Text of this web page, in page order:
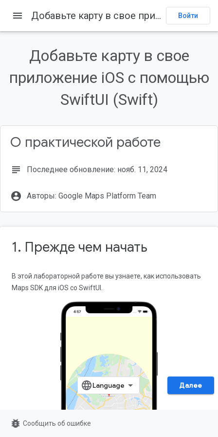
Главная Товары Google Maps Platform
Документация
1. Прежде чем начать
menu Добавьте карту в свое приложение iOS с помощью SwiftUI (Swift) Войти
Добавьте карту в свое
приложение iOS с помощью
SwiftUI (Swift)
О практической работе
subject Последнее обновление: нояб. 11, 2024
account_circle Авторы: Google Maps Platform Team
1. Прежде чем начать
В этой лабораторной работе вы узнаете, как использовать
Maps SDK для iOS со SwiftUI.
Далее
bug_report Сообщить об ошибке